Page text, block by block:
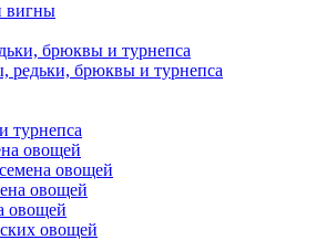
вигны
брюквы и турнепса
редьки, брюквы и турнепса
турнепса
овощей
овощей
овощей
овощей
овощей